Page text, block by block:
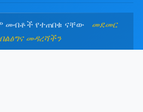
መብቶች የተጠበቁ ናቸው መደመር
መዳረሻችን